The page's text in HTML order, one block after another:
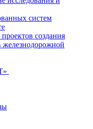
систем
создания
железнодорожной